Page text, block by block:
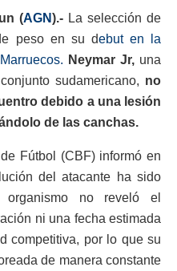
(AGN).- La selección de
peso en su debut en la
Neymar Jr, una
sudamericano, no
debido a una lesión
de las canchas.
Fútbol (CBF) informó en
del atacante ha sido
no reveló el
ni una fecha estimada
competitiva, por lo que su
de manera constante